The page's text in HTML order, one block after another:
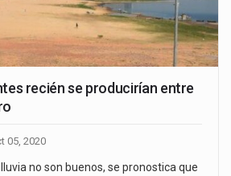
recién se producirían entre
05, 2020
no son buenos, se pronostica que